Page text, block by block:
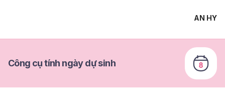
AN HY
Công cụ tính ngày dự sinh